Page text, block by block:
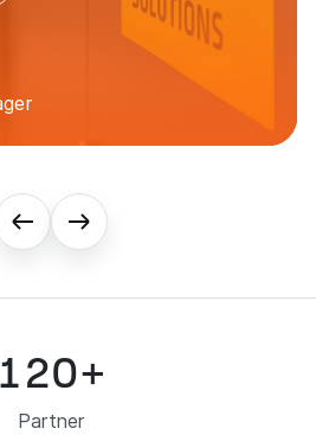
controllo abitanti
120+
Partner